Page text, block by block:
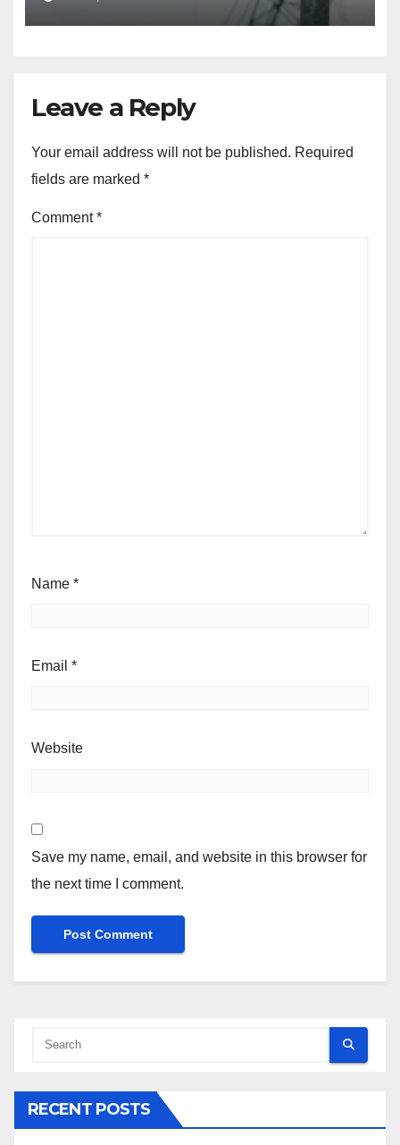
Leave a Reply
Your email address will not be published. Required
fields are marked *
Comment*
Name *
Email *
Website
Save my name, email, and website in this browser for
the next time I comment.
RECENT POSTS